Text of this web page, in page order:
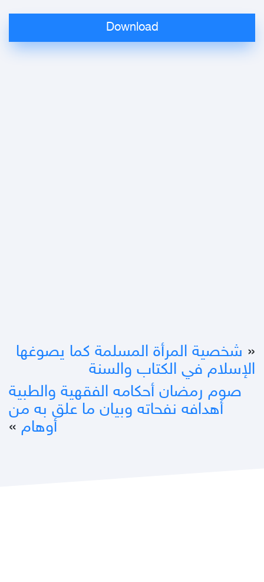
« شخصية المرأة المسلمة كما يصوغها
الإسلام في الكتاب والسنة
صوم رمضان أحكامه الفقهية والطبية
أهدافه نفحاته وبيان ما علق به من
أوهام »